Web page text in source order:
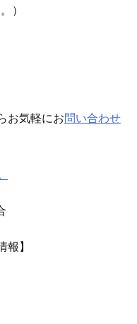
）
お気軽にお問い合わせ
】